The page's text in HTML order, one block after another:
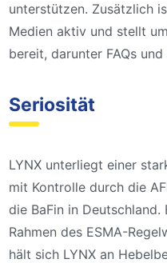
unterstützen. Zusätzlich
Medien aktiv und stellt
bereit, darunter FAQs
Seriosität
LYNX unterliegt einer
mit Kontrolle durch die
die BaFin in
Rahmen des ESMA-
hält sich LYNX an